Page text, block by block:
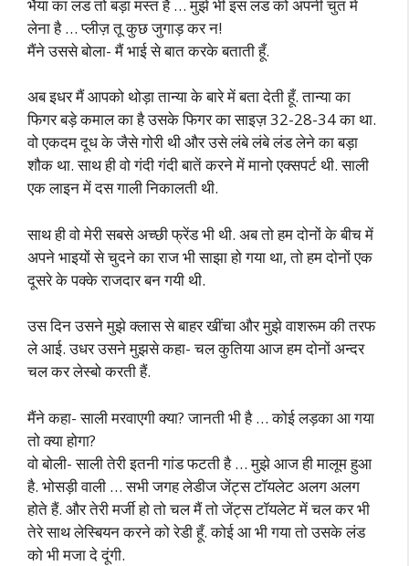
भैया का लंड तो बड़ा मस्त है … मुझे भी इस लंड को अपनी चुत में
लेना है … प्लीज़ तू कुछ जुगाड़ कर न!
मैंने उससे बोला- मैं भाई से बात करके बताती हूँ.
अब इधर मैं आपको थोड़ा तान्या के बारे में बता देती हूँ. तान्या का
फिगर बड़े कमाल का है उसके फिगर का साइज़ 32-28-34 का था.
वो एकदम दूध के जैसे गोरी थी और उसे लंबे लंबे लंड लेने का बड़ा
शौक था. साथ ही वो गंदी गंदी बातें करने में मानो एक्सपर्ट थी. साली
एक लाइन में दस गाली निकालती थी.
साथ ही वो मेरी सबसे अच्छी फ्रेंड भी थी. अब तो हम दोनों के बीच में
अपने भाइयों से चुदने का राज भी साझा हो गया था, तो हम दोनों एक
दूसरे के पक्के राजदार बन गयी थी.
उस दिन उसने मुझे क्लास से बाहर खींचा और मुझे वाशरूम की तरफ
ले आई. उधर उसने मुझसे कहा- चल कुतिया आज हम दोनों अन्दर
चल कर लेस्बो करती हैं.
मैंने कहा- साली मरवाएगी क्या? जानती भी है … कोई लड़का आ गया
तो क्या होगा?
वो बोली- साली तेरी इतनी गांड फटती है … मुझे आज ही मालूम हुआ
है. भोसड़ी वाली … सभी जगह लेडीज जेंट्स टॉयलेट अलग अलग
होते हैं. और तेरी मर्जी हो तो चल मैं तो जेंट्स टॉयलेट में चल कर भी
तेरे साथ लेस्बियन करने को रेडी हूँ. कोई आ भी गया तो उसके लंड
को भी मजा दे दूंगी.